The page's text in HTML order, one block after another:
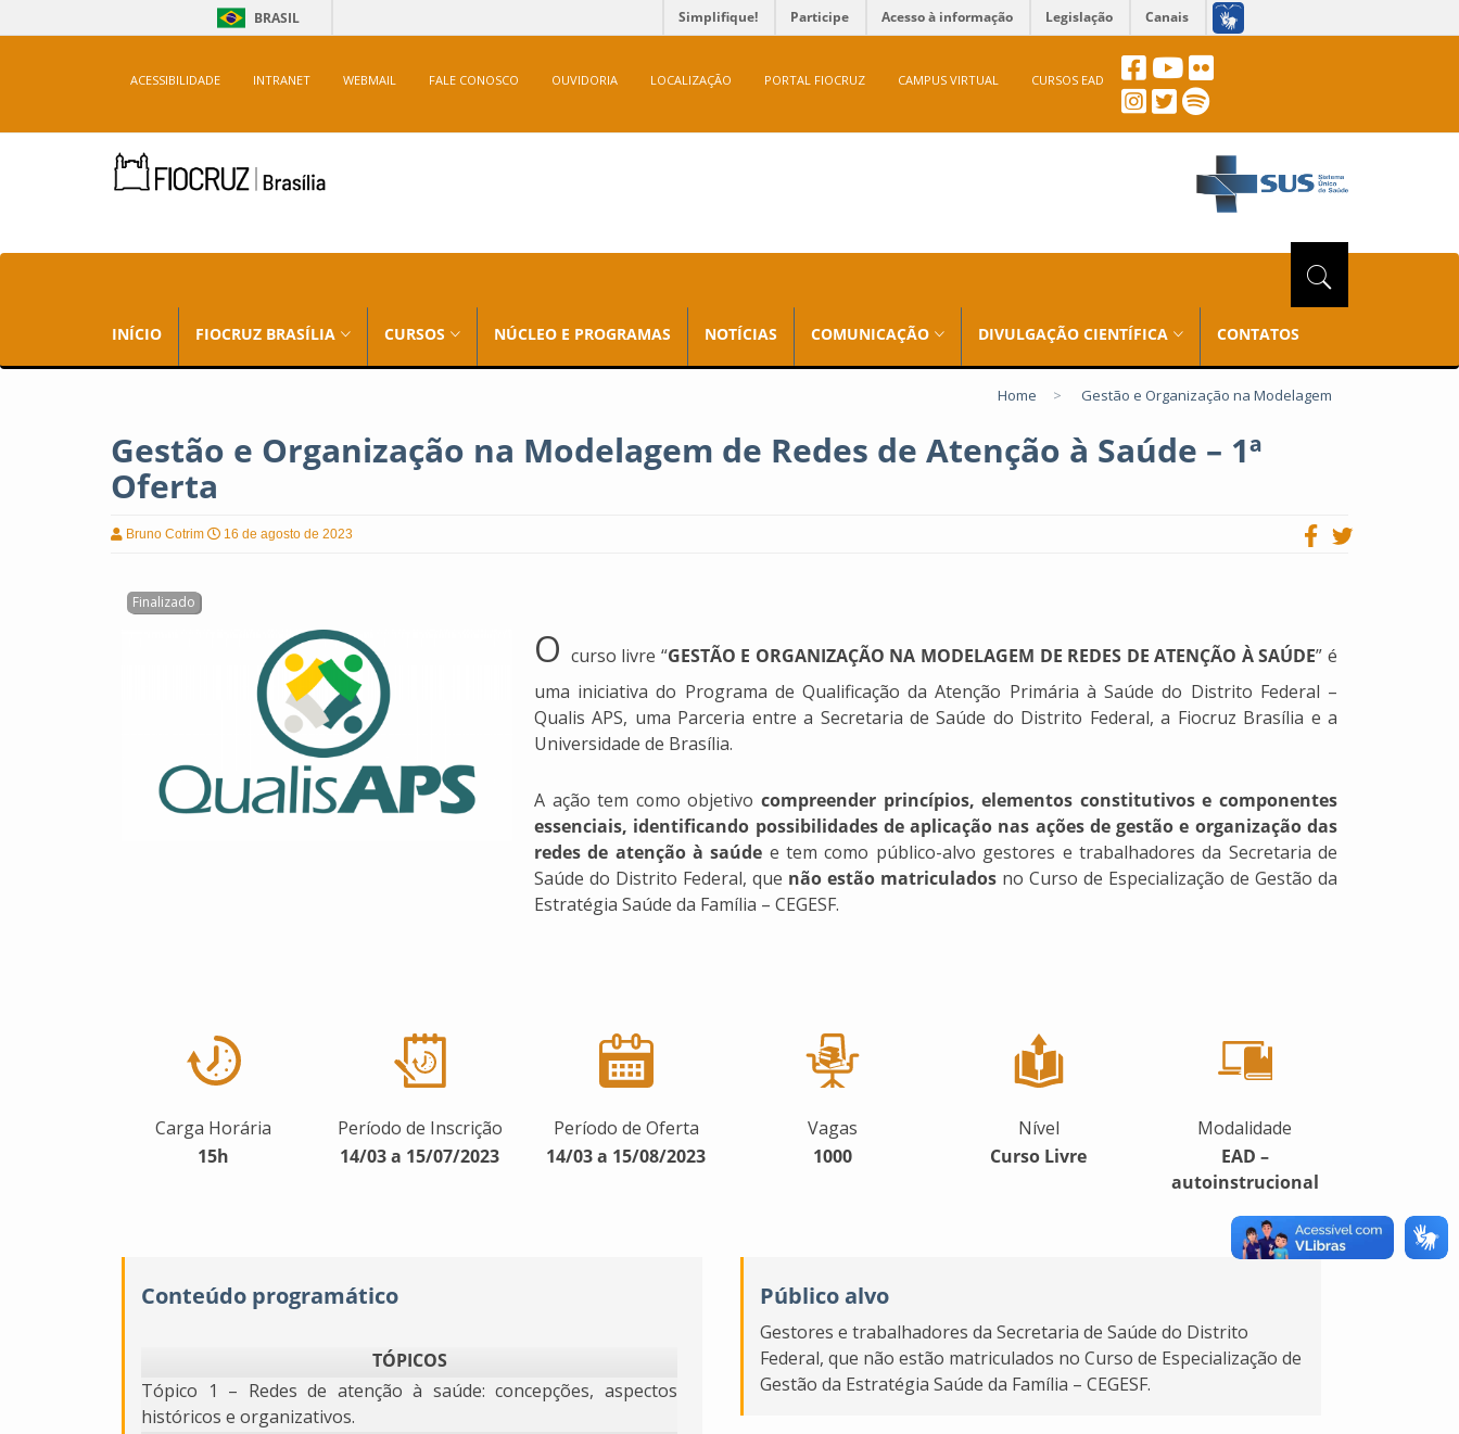
BRASIL Simplifique! Participe Acesso à informação Legislação Canais
ACESSIBILIDADE INTRANET WEBMAIL FALE CONOSCO OUVIDORIA LOCALIZAÇÃO PORTAL FIOCRUZ CAMPUS VIRTUAL CURSOS EAD
INÍCIO FIOCRUZ BRASÍLIA CURSOS NÚCLEO E PROGRAMAS NOTÍCIAS COMUNICAÇÃO DIVULGAÇÃO CIENTÍFICA CONTATOS
Home > Gestão e Organização na Modelagem
Gestão e Organização na Modelagem de Redes de Atenção à Saúde – 1ª
Oferta
Bruno Cotrim 16 de agosto de 2023
O curso livre “GESTÃO E ORGANIZAÇÃO NA MODELAGEM DE REDES DE ATENÇÃO À SAÚDE” é
uma iniciativa do Programa de Qualificação da Atenção Primária à Saúde do Distrito Federal –
Qualis APS, uma Parceria entre a Secretaria de Saúde do Distrito Federal, a Fiocruz Brasília e a
Universidade de Brasília.
A ação tem como objetivo compreender princípios, elementos constitutivos e componentes
essenciais, identificando possibilidades de aplicação nas ações de gestão e organização das
redes de atenção à saúde e tem como público-alvo gestores e trabalhadores da Secretaria de
Saúde do Distrito Federal, que não estão matriculadosno Curso de Especialização de Gestão da
Estratégia Saúde da Família – CEGESF.
Carga Horária
15h
Período de Inscrição
14/03 a 15/07/2023
Período de Oferta
14/03 a 15/08/2023
Vagas
1000
Nível
Curso Livre
Modalidade
EAD –
autoinstrucional
Conteúdo programático
TÓPICOS
Tópico 1 – Redes de atenção à saúde: concepções, aspectos
históricos e organizativos.
Público alvo
Gestores e trabalhadores da Secretaria de Saúde do Distrito
Federal, que não estão matriculados no Curso de Especialização de
Gestão da Estratégia Saúde da Família – CEGESF.